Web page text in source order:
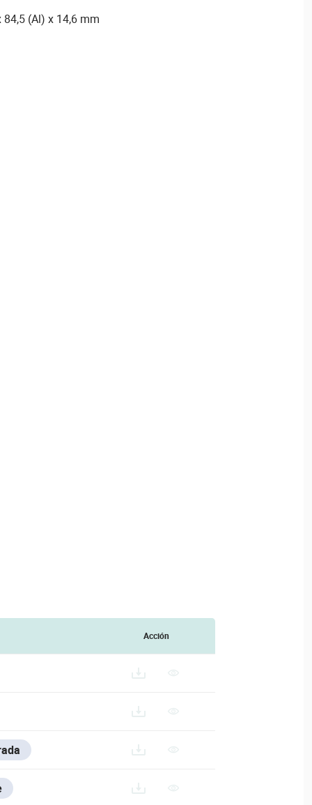
(Al) x 14,6 mm
Acción